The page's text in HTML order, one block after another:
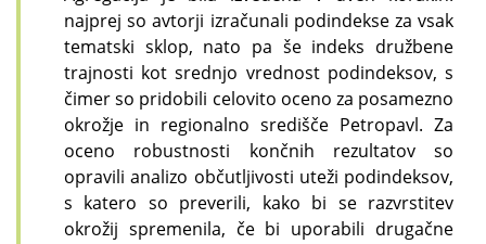
najprej so avtorji izračunali podindekse za vsak
tematski sklop, nato pa še indeks družbene
trajnosti kot srednjo vrednost podindeksov, s
čimer so pridobili celovito oceno za posamezno
okrožje in regionalno središče Petropavl. Za
oceno robustnosti končnih rezultatov so
opravili analizo občutljivosti uteži podindeksov,
s katero so preverili, kako bi se razvrstitev
okrožij spremenila, če bi uporabili drugačne